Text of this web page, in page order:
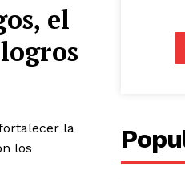
el
la
los